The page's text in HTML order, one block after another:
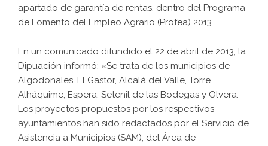
apartado de garantía de rentas, dentro del Programa
de Fomento del Empleo Agrario (Profea) 2013.
En un comunicado difundido el 22 de abril de 2013, la
Dipuación informó: «Se trata de los municipios de
Algodonales, El Gastor, Alcalá del Valle, Torre
Alháquime, Espera, Setenil de las Bodegas y Olvera.
Los proyectos propuestos por los respectivos
ayuntamientos han sido redactados por el Servicio de
Asistencia a Municipios (SAM), del Área de